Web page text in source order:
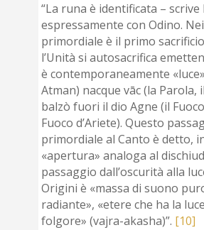
“La runa è identificata – scrive
espressamente con Odino.
primordiale è il primo
l’Unità si autosacrifica
è contemporaneamente
Atman) nacque vāc (la Parola,
balzò fuori il dio Agne (il
Fuoco d’Ariete). Questo
primordiale al Canto è detto,
«apertura» analoga al
passaggio dall’oscurità alla
Origini è «massa di suono
radiante», «etere che ha la
folgore» (vajra-akasha)”. [10]